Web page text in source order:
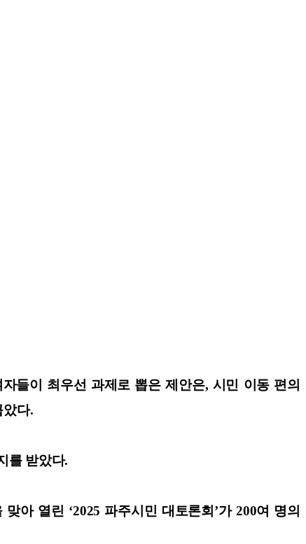
들이 최우선 과제로 뽑은 제안은, 시민 이동 편의
았다.
를 받았다.
아 열린 ‘2025 파주시민 대토론회’가 200여 명의